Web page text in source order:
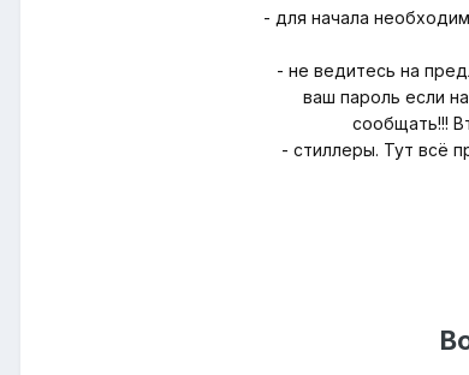
- для начала
- не ведитесь на
ваш пароль если
сообщать!!!
- стиллеры. Тут всё